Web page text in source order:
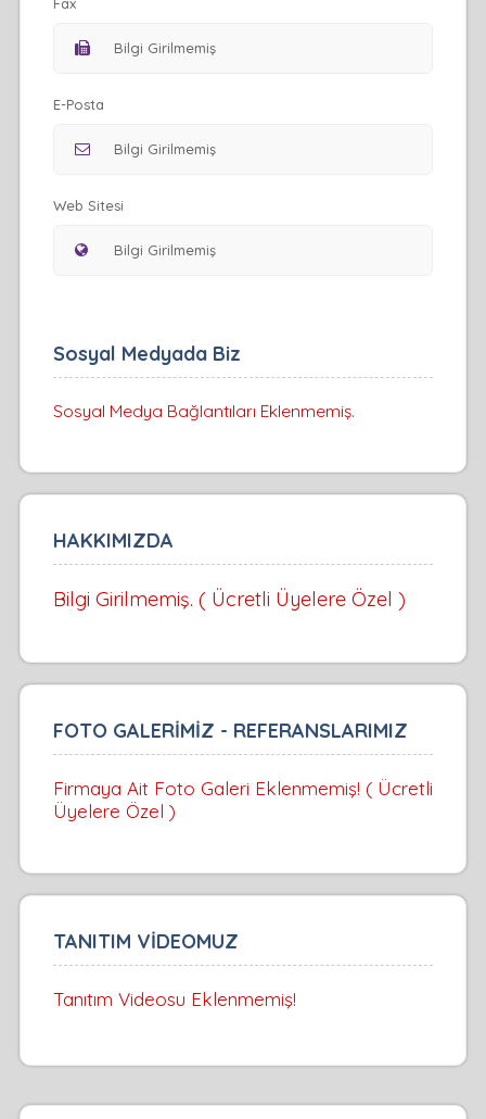
Fax
E-Posta
Web Sitesi
Sosyal Medyada Biz
Sosyal Medya Bağlantıları Eklenmemiş.
HAKKIMIZDA
Bilgi Girilmemiş. ( Ücretli Üyelere Özel )
FOTO GALERİMİZ - REFERANSLARIMIZ
Firmaya Ait Foto Galeri Eklenmemiş! ( Ücretli
Üyelere Özel )
TANITIM VİDEOMUZ
Tanıtım Videosu Eklenmemiş!